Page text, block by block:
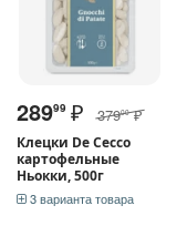
28999 ₽ 37900 ₽
Клецки De Cecco
картофельные
Ньокки, 500г
3 варианта товара